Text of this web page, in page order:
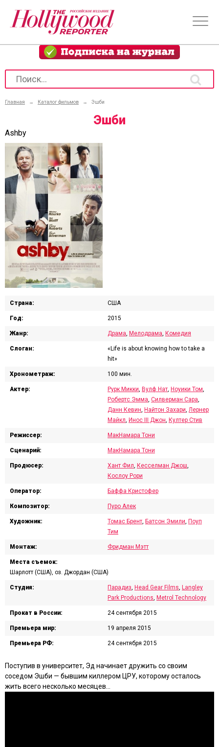
Главная → Каталог фильмов → Эшби
Эшби
Ashby
Страна: США
Год: 2015
Жанр: Драма, Мелодрама, Комедия
Слоган:
«Life is about knowing how to take a
hit»
Хронометраж: 100 мин.
Актер: Рурк Микки, Вулф Нат, Ноуики Том,
Робертс Эмма, Силверман Сара,
Данн Кевин, Найтон Захари, Лернер
Майкл, Инос III Джон, Култер Стив
Режиссер: МакНамара Тони
Сценарий: МакНамара Тони
Продюсер: Хант Фил, Кесселман Джош,
Кослоу Рори
Оператор: Баффа Кристофер
Композитор: Пуро Алек
Художник: Томас Брент, Батсон Эмили, Поуп
Тим
Монтаж: Фридман Мэтт
Места съемок:
Шарлотт (США), оз. Джордан (США)
Студия: Парадиз, Head Gear Films, Langley
Park Productions, Metrol Technology
Прокат в России: 24 сентября 2015
Премьера мир: 19 апреля 2015
Премьера РФ: 24 сентября 2015
Поступив в университет, Эд начинает дружить со своим
соседом Эшби — бывшим киллером ЦРУ, которому осталось
жить всего несколько месяцев…